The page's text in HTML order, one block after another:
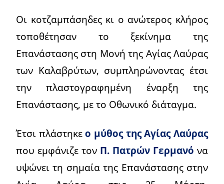
Οι κοτζαμπάσηδες κι ο ανώτερος κλήρος
τοποθέτησαν το ξεκίνημα της
Επανάστασης στη Μονή της Αγίας Λαύρας
των Καλαβρύτων, συμπληρώνοντας έτσι
την πλαστογραφημένη έναρξη της
Επανάστασης, με το Οθωνικό διάταγμα.
Έτσι πλάστηκεο μύθος της Αγίας Λαύρας
που εμφάνιζε τον Π. Πατρών Γερμανό να
υψώνει τη σημαία της Επανάστασης στην